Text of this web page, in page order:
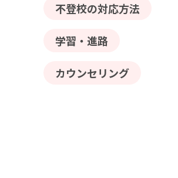
不登校の対応方法
学習・進路
カウンセリング